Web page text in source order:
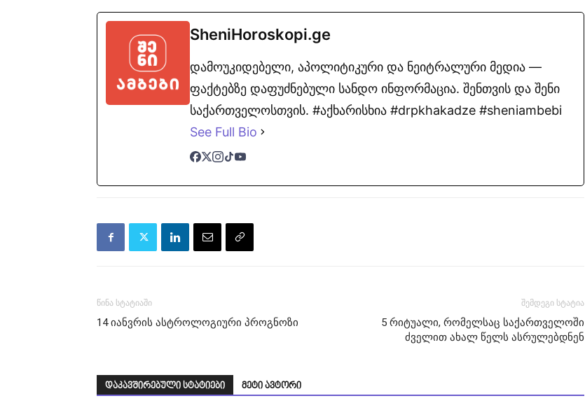
SheniHoroskopi.ge
დამოუკიდებელი, აპოლიტიკური და ნეიტრალური მედია —
ფაქტებზე დაფუძნებული სანდო ინფორმაცია. შენთვის და შენი
საქართველოსთვის. #აქხარისხია #drpkhakadze #sheniambebi
See Full Bio
წინა სტატიაში
14 იანვრის ასტროლოგიური პროგნოზი
შემდეგი სტატია
5 რიტუალი, რომელსაც საქართველოში
ძველით ახალ წელს ასრულებდნენ
დაკავშირებული სტატიები მეტი ავტორი